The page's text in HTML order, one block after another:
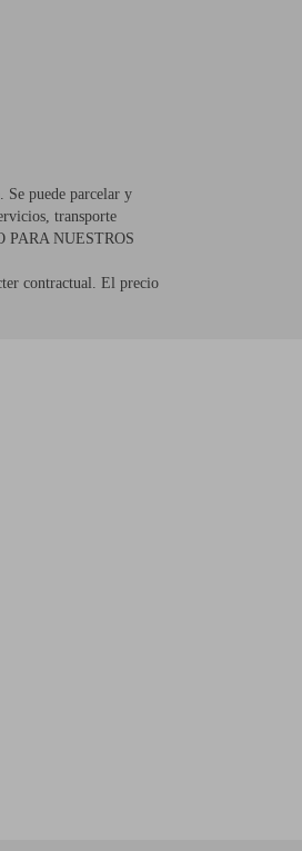
Se puede parcelar y
transporte
PARA NUESTROS
contractual. El precio